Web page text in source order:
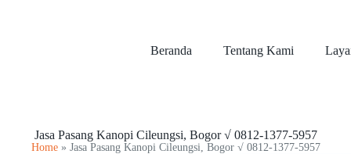
Beranda Tentang Kami
Jasa Pasang Kanopi Cileungsi, Bogor √ 0812-1377-5957
Home» Jasa Pasang Kanopi Cileungsi, Bogor √ 0812-1377-5957